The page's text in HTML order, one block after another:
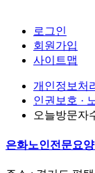
로그인
회원가입
사이트맵
개인정보처
인권보호 ·
오늘방문자
은화노인전문요양